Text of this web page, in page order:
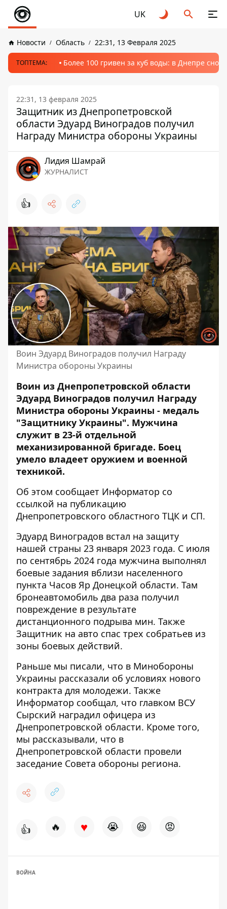
UK
Новости Область 22:31, 13 Февраля 2025
ТОПТЕМА: Более 100 гривен за куб воды: в Днепре
22:31, 13 февраля 2025
Защитник из Днепропетровской
области Эдуард Виноградов получил
Награду Министра обороны Украины
Лидия Шамрай
ЖУРНАЛИСТ
👍
Воин Эдуард Виноградов получил Награду
Министра обороны Украины
Воин из Днепропетровской области
Эдуард Виноградов получил Награду
Министра обороны Украины - медаль
"Защитнику Украины". Мужчина
служит в 23-й отдельной
механизированной бригаде. Боец
умело владеет оружием и военной
техникой.
Об этом сообщает Информатор со
ссылкой на публикацию
Днепропетровского областного ТЦК и СП.
Эдуард Виноградов встал на защиту
нашей страны 23 января 2023 года. С июля
по сентябрь 2024 года мужчина выполнял
боевые задания вблизи населенного
пункта Часов Яр Донецкой области. Там
бронеавтомобиль два раза получил
повреждение в результате
дистанционного подрыва мин. Также
Защитник на авто спас трех собратьев из
зоны боевых действий.
Раньше мы писали, что в Минобороны
Украины рассказали об условиях нового
контракта для молодежи. Также
Информатор сообщал, что главком ВСУ
Сырский наградил офицера из
Днепропетровской области. Кроме того,
мы рассказывали, что в
Днепропетровской области провели
заседание Совета обороны региона.
👍 🔥 ♥ 😭 😆 😡
ВОЙНА